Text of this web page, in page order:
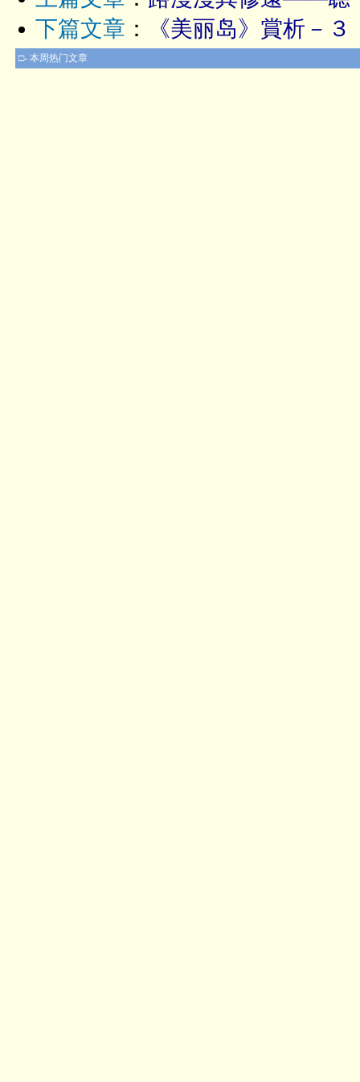
下篇文章 ： 《美丽岛》賞析－３
□- 本周热门文章